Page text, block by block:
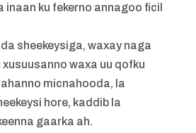
inaan ku fekerno annagoo ficil
sheekeysiga, waxay naga
waxa uu qofku
micnahooda, la
hore, kaddib la
gaarka ah.